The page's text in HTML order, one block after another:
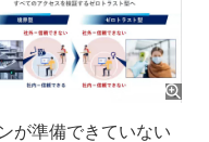
が準備できていない